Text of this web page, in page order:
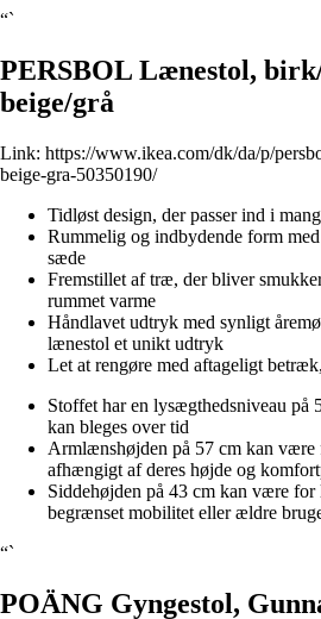
“`
PERSBOL Lænestol,
beige/grå
Link: https://www.ikea.com/dk/da/p/
beige-gra-50350190/
Tidløst design, der passer ind i
Rummelig og indbydende form
sæde
Fremstillet af træ, der bliver
rummet varme
Håndlavet udtryk med synligt
lænestol et unikt udtryk
Let at rengøre med aftageligt
Stoffet har en lysægthedsniveau på
kan bleges over tid
Armlænshøjden på 57 cm kan være
afhængigt af deres højde og
Siddehøjden på 43 cm kan være for
begrænset mobilitet eller ældre
“`
POÄNG Gyngestol,